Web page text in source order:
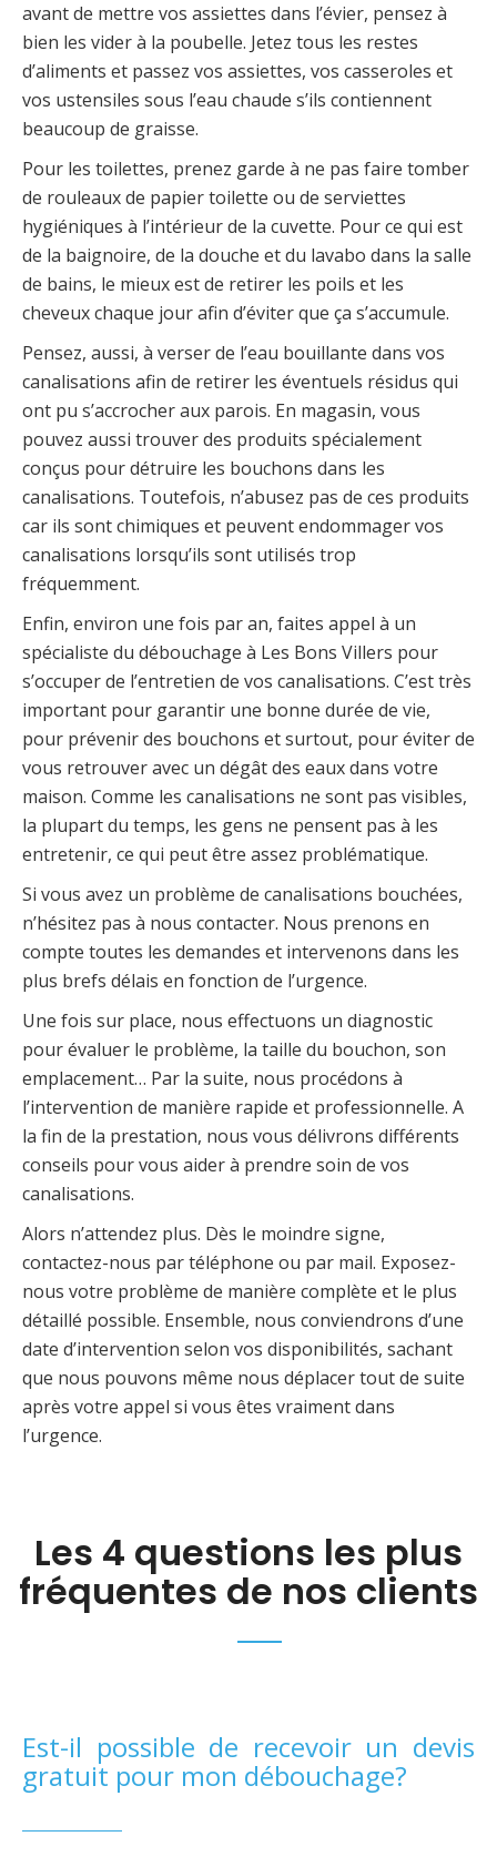
avant de mettre vos assiettes dans l’évier, pensez à
bien les vider à la poubelle. Jetez tous les restes
d’aliments et passez vos assiettes, vos casseroles et
vos ustensiles sous l’eau chaude s’ils contiennent
beaucoup de graisse.
Pour les toilettes, prenez garde à ne pas faire tomber
de rouleaux de papier toilette ou de serviettes
hygiéniques à l’intérieur de la cuvette. Pour ce qui est
de la baignoire, de la douche et du lavabo dans la salle
de bains, le mieux est de retirer les poils et les
cheveux chaque jour afin d’éviter que ça s’accumule.
Pensez, aussi, à verser de l’eau bouillante dans vos
canalisations afin de retirer les éventuels résidus qui
ont pu s’accrocher aux parois. En magasin, vous
pouvez aussi trouver des produits spécialement
conçus pour détruire les bouchons dans les
canalisations. Toutefois, n’abusez pas de ces produits
car ils sont chimiques et peuvent endommager vos
canalisations lorsqu’ils sont utilisés trop
fréquemment.
Enfin, environ une fois par an, faites appel à un
spécialiste du débouchage à Les Bons Villers pour
s’occuper de l’entretien de vos canalisations. C’est très
important pour garantir une bonne durée de vie,
pour prévenir des bouchons et surtout, pour éviter de
vous retrouver avec un dégât des eaux dans votre
maison. Comme les canalisations ne sont pas visibles,
la plupart du temps, les gens ne pensent pas à les
entretenir, ce qui peut être assez problématique.
Si vous avez un problème de canalisations bouchées,
n’hésitez pas à nous contacter. Nous prenons en
compte toutes les demandes et intervenons dans les
plus brefs délais en fonction de l’urgence.
Une fois sur place, nous effectuons un diagnostic
pour évaluer le problème, la taille du bouchon, son
emplacement… Par la suite, nous procédons à
l’intervention de manière rapide et professionnelle. A
la fin de la prestation, nous vous délivrons différents
conseils pour vous aider à prendre soin de vos
canalisations.
Alors n’attendez plus. Dès le moindre signe,
contactez-nous par téléphone ou par mail. Exposez-
nous votre problème de manière complète et le plus
détaillé possible. Ensemble, nous conviendrons d’une
date d’intervention selon vos disponibilités, sachant
que nous pouvons même nous déplacer tout de suite
après votre appel si vous êtes vraiment dans
l’urgence.
Les 4 questions les plus
fréquentes de nos clients
Est-il possible de recevoir un devis
gratuit pour mon débouchage?